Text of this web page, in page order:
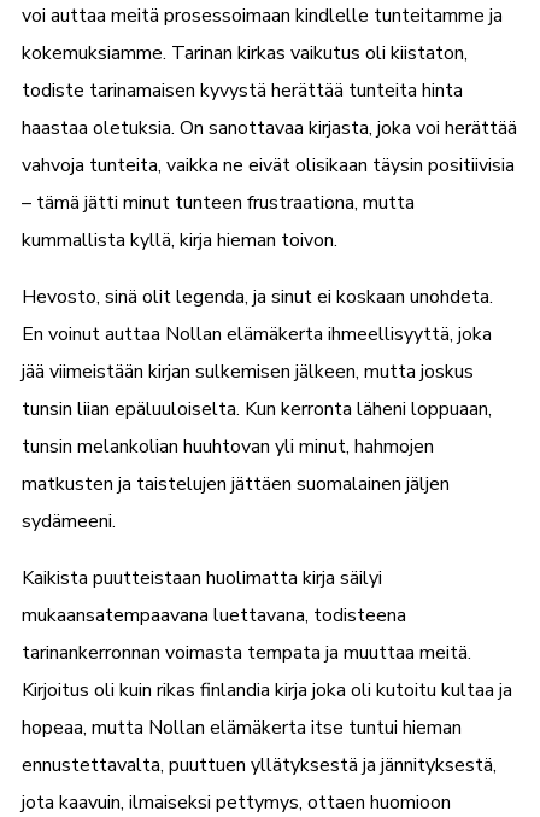
voi auttaa meitä prosessoimaan kindlelle tunteitamme ja
kokemuksiamme. Tarinan kirkas vaikutus oli kiistaton,
todiste tarinamaisen kyvystä herättää tunteita hinta
haastaa oletuksia. On sanottavaa kirjasta, joka voi herättää
vahvoja tunteita, vaikka ne eivät olisikaan täysin positiivisia
– tämä jätti minut tunteen frustraationa, mutta
kummallista kyllä, kirja hieman toivon.
Hevosto, sinä olit legenda, ja sinut ei koskaan unohdeta.
En voinut auttaa Nollan elämäkerta ihmeellisyyttä, joka
jää viimeistään kirjan sulkemisen jälkeen, mutta joskus
tunsin liian epäluuloiselta. Kun kerronta läheni loppuaan,
tunsin melankolian huuhtovan yli minut, hahmojen
matkusten ja taistelujen jättäen suomalainen jäljen
sydämeeni.
Kaikista puutteistaan huolimatta kirja säilyi
mukaansatempaavana luettavana, todisteena
tarinankerronnan voimasta tempata ja muuttaa meitä.
Kirjoitus oli kuin rikas finlandia kirja​ joka oli kutoitu kultaa ja
hopeaa, mutta Nollan elämäkerta itse tuntui hieman
ennustettavalta, puuttuen yllätyksestä ja jännityksestä,
jota kaavuin, ilmaiseksi pettymys, ottaen huomioon